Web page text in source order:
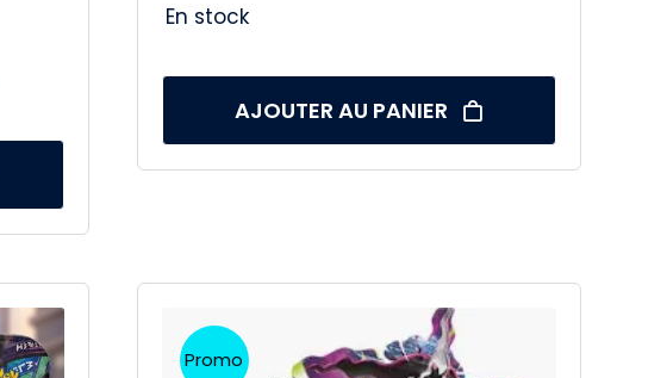
En stock
AJOUTER AU PANIER
Promo